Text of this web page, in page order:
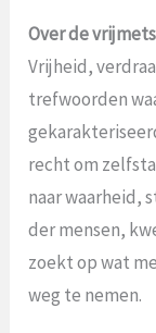
Over de
Vrijheid,
trefwoorden
recht om
naar waarheid,
der mensen,
zoekt op wat
weg te nemen.